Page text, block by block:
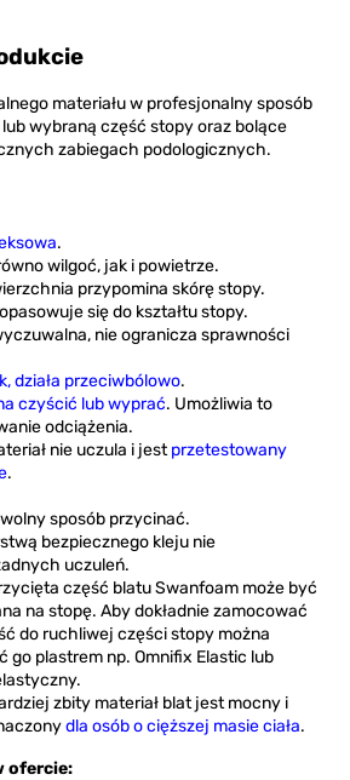
materiału w profesjonalny sposób
wybraną część stopy oraz bolące
zabiegach podologicznych.
.
wilgoć, jak i powietrze.
przypomina skórę stopy.
się do kształtu stopy.
nie ogranicza sprawności
działa przeciwbólowo.
czyścić lub wyprać. Umożliwia to
odciążenia.
nie uczula i jestprzetestowany
.
sposób przycinać.
bezpiecznego kleju nie
uczuleń.
część blatu Swanfoam może być
na stopę. Aby dokładnie zamocować
do ruchliwej części stopy można
go plastrem np. Omnifix Elastic lub
zbity materiał blat jest mocny i
dla osób o cięższej masie ciała.
ofercie: